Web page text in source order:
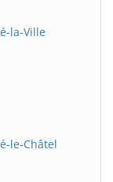
la-Ville
le-Châtel